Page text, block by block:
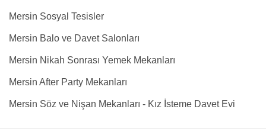
Mersin Sosyal Tesisler
Mersin Balo ve Davet Salonları
Mersin Nikah Sonrası Yemek Mekanları
Mersin After Party Mekanları
Mersin Söz ve Nişan Mekanları - Kız İsteme Davet Evi